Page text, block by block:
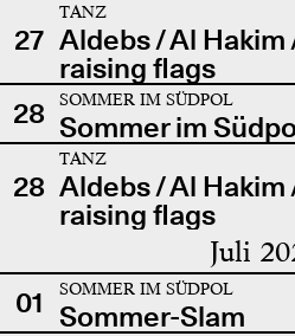
27
TANZ
Aldebs / Al Hakim
raising flags
28
SOMMER IM SÜDPOL
Sommer im
28
TANZ
Aldebs / Al Hakim
raising flags
Juli
01 SOMMER IM SÜDPOL
Sommer-Slam